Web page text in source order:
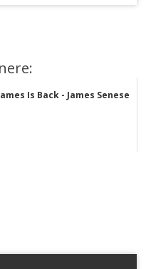
Is Back - James Senese